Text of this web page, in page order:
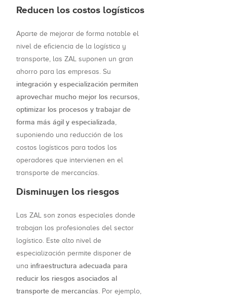
Reducen los costos logísticos
Aparte de mejorar de forma notable el
nivel de eficiencia de la logística y
transporte, las ZAL suponen un gran
ahorro para las empresas. Su
integración y especialización permiten
aprovechar mucho mejor los recursos,
optimizar los procesos y trabajar de
forma más ágil y especializada,
suponiendo una reducción de los
costos logísticos para todos los
operadores que intervienen en el
transporte de mercancías.
Disminuyen los riesgos
Las ZAL son zonas especiales donde
trabajan los profesionales del sector
logístico. Este alto nivel de
especialización permite disponer de
una infraestructura adecuada para
reducir los riesgos asociados al
transporte de mercancías. Por ejemplo,